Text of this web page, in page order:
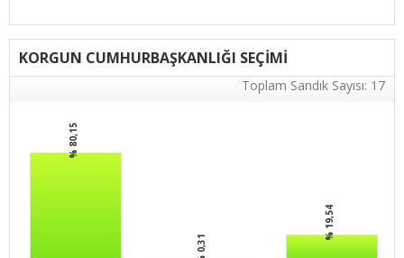
KORGUN CUMHURBAŞKANLIĞI SEÇİMİ
Toplam Sandık Sayısı: 17
% 80,15
% 0,31
% 19,54